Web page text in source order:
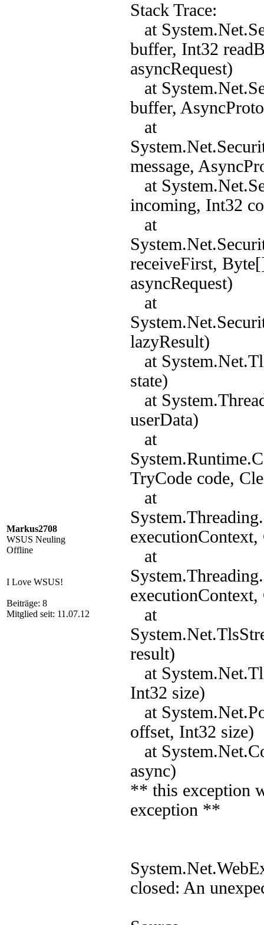
Markus2708
WSUS Neuling
Offline
I Love WSUS!
Beiträge: 8
Mitglied seit: 11.07.12
Stack Trace:
at
buffer, Int32
asyncRequest)
at
buffer,
at
message,
at
incoming, Int32
at
receiveFirst,
asyncRequest)
at
lazyResult)
at
state)
at
userData)
at
TryCode code,
at
at
at
result)
at
Int32 size)
at
offset, Int32 size)
at
async)
** this exception
exception **
closed: An